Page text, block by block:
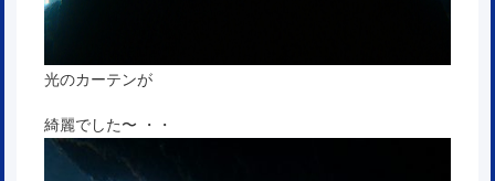
光のカーテンが
綺麗でした〜 ・・